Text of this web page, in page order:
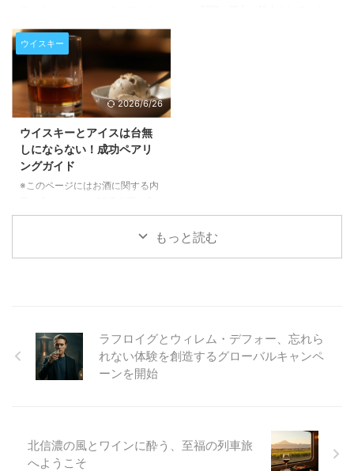
いて詳しく解説いたします。 全
米トラック運転手組合が求め ...
の閲覧・購入は禁止されていま
す。 ウィスキーを混ぜることで
広がる無限の可能性について、こ
の記事でご紹介します。定番のミ
キサーから本格カクテル、そして
自分にぴったりの一杯を見つける
ヒントまで、ウィスキーの新たな
楽しみ方を発見できるでしょう。
ウィスキーを混ぜるってどういう
こと？新たな味わいの扉を開く
ウィスキーを混ぜることは、決し
為ではありません。むしろ、その
ウィスキーが持つ潜在的な風味を
最大限に引き出し、新たな味わい
かつてウイスキーといえば、スコ
ットランド、アイルランド、アメ
リ ...
ウイスキー
2026/6/26
ウイスキーとアイスは台無
しにならない！成功ペアリ
ングガイド
※このページにはお酒に関する内
の閲覧・購入は禁止されていま
す。 ウイスキーとアイスクリー
スクリームが相性が良いのか、そ
してご自宅でこの特別なデザート
体験を最大限に楽しむためのヒン
とアイスクリームは、一見すると
相 ...
もっと読む
ラフロイグとウィレム・デフォー、忘れら
れない体験を創造するグローバルキャンペ
ーンを開始
北信濃の風とワインに酔う、至福の列車旅
へようこそ